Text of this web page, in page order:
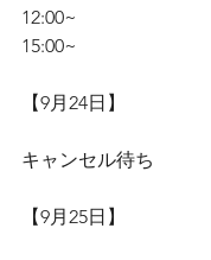
12:00~
15:00~
【9月24日】
キャンセル待ち
【9月25日】